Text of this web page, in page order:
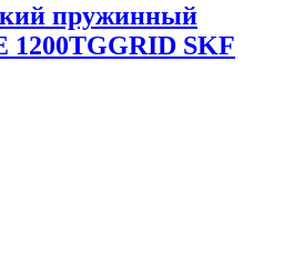
пружинный
1200TGGRID SKF